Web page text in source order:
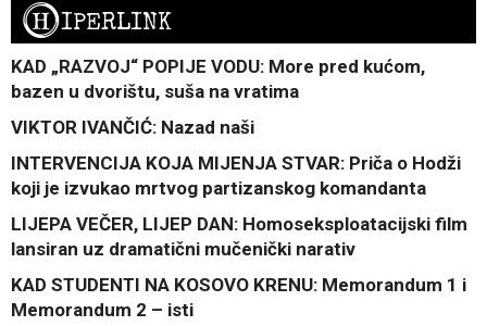
HIPERLINK
KAD „RAZVOJ“ POPIJE VODU: More pred kućom,
bazen u dvorištu, suša na vratima
VIKTOR IVANČIĆ: Nazad naši
INTERVENCIJA KOJA MIJENJA STVAR: Priča o Hodži
koji je izvukao mrtvog partizanskog komandanta
LIJEPA VEČER, LIJEP DAN: Homoseksploatacijski film
lansiran uz dramatični mučenički narativ
KAD STUDENTI NA KOSOVO KRENU: Memorandum 1 i
Memorandum 2 – isti